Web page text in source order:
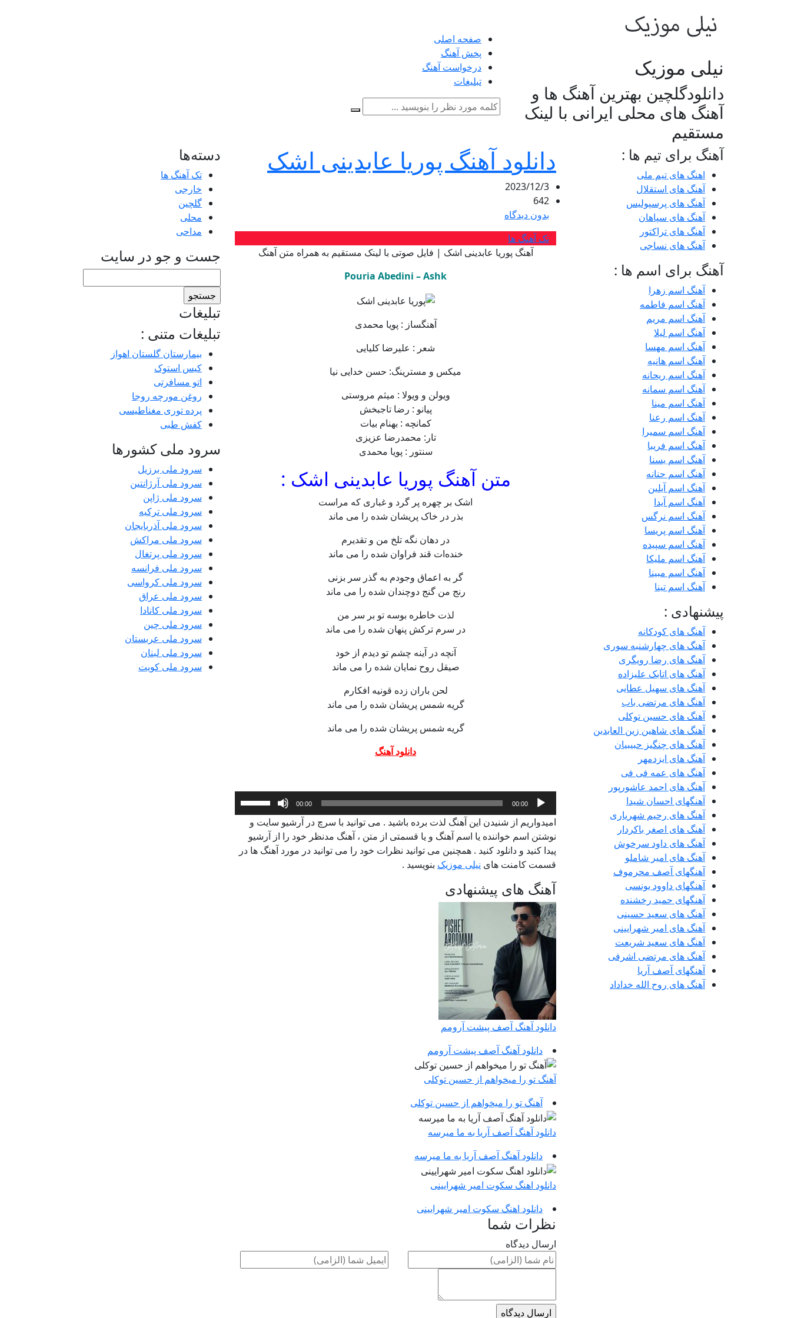
نیلی موزیک
دانلودگلچین بهترین آهنگ ها و
آهنگ های محلی ایرانی با لینک
مستقیم
صفحه اصلی
پخش آهنگ
درخواست آهنگ
تبلیغات
آهنگ برای تیم ها :
اهنگ های تیم ملی
آهنگ های استقلال
آهنگ های پرسپولیس
آهنگ های سپاهان
آهنگ های تراکتور
آهنگ های نساجی
آهنگ برای اسم ها :
آهنگ اسم زهرا
آهنگ اسم فاطمه
آهنگ اسم مریم
آهنگ اسم لیلا
آهنگ اسم مهسا
آهنگ اسم هانیه
آهنگ اسم ریحانه
آهنگ اسم سمانه
آهنگ اسم مینا
آهنگ اسم رعنا
آهنگ اسم سمیرا
آهنگ اسم فریبا
آهنگ اسم یسنا
آهنگ اسم حنانه
آهنگ اسم آیلین
آهنگ اسم آیدا
آهنگ اسم نرگس
آهنگ اسم پریسا
آهنگ اسم سپیده
آهنگ اسم ملیکا
آهنگ اسم مبینا
آهنگ اسم تینا
پیشنهادی :
آهنگ های کودکانه
آهنگ های چهارشنبه سوری
آهنگ های رضا رویگری
آهنگ های اتابک علیزاده
آهنگ های سهیل عطایی
آهنگ های مرتضی باب
آهنگ های حسین توکلی
آهنگ های شاهین زین العابدین
آهنگ های چنگیز حبیبیان
آهنگ های ایزدمهر
آهنگ های عمه فی فی
آهنگ های احمد عاشورپور
آهنگهای احسان شیدا
آهنگ های رحیم شهریاری
آهنگ های اصغر باکردار
آهنگ های داود سرخوش
آهنگ های امیر شاملو
آهنگهای آصف محرموف
آهنگهای داوود یونسی
آهنگهای حمید رخشنده
آهنگ های سعید حسینی
آهنگ های امیر شهرایینی
آهنگ های سعید شریعت
آهنگ های مرتضی اشرفی
آهنگهای آصف آریا
آهنگ های روح الله خداداد
دانلود آهنگ پوریا عابدینی اشک
2023/12/3
642
بدون دیدگاه
تک آهنگ ها
آهنگ پوریا عابدینی اشک | فایل صوتی با لینک مستقیم به همراه متن آهنگ
Pouria Abedini – Ashk
آهنگساز : پویا محمدی
شعر : علیرضا کلیایی
میکس و مسترینگ: حسن خدایی نیا
ویولن و ویولا : میثم مروستی
پیانو : رضا تاجبخش
کمانچه : بهنام بیات
تار: محمدرضا عزیزی
سنتور : پویا محمدی
متن آهنگ پوریا عابدینی اشک :
اشک بر چهره پر گرد و غباری که مراست
بذر در خاک پریشان شده را می‌ ماند
در دهان نگه تلخ من و تقدیرم
خنده‌ات قند فراوان شده را می‌ ماند
گر به اعماق وجودم به گذر سر بزنی
رنج من گنج دوچندان شده را می ماند
لذت خاطره بوسه تو بر سر من
در سرم ترکش پنهان شده را می‌ ماند
آنچه در آینه چشم تو دیدم از خود
صیقل روح نمایان شده را می‌ ماند
لحن باران زده قونیه افکارم
گریه شمس پریشان شده را می‌ ماند
گریه شمس پریشان شده را می‌ ماند
دانلود آهنگ
پخش‌کننده
صوت
00:00
00:00
صدا
امیدواریم از شنیدن این آهنگ لذت برده باشید . می توانید با سرچ در آرشیو سایت و
نوشتن اسم خواننده یا اسم آهنگ و یا قسمتی از متن ، آهنگ مدنظر خود را از آرشیو
پیدا کنید و دانلود کنید . همچنین می توانید نظرات خود را می توانید در مورد آهنگ ها در
قسمت کامنت های نیلی موزیک بنویسید .
آهنگ های پیشنهادی
دانلود آهنگ آصف پیشت آرومم
دانلود آهنگ آصف پیشت آرومم
آهنگ تو را میخواهم از حسین توکلی
آهنگ تو را میخواهم از حسین توکلی
دانلود آهنگ آصف آریا به ما میرسه
دانلود آهنگ آصف آریا به ما میرسه
دانلود اهنگ سکوت امیر شهرایینی
دانلود اهنگ سکوت امیر شهرایینی
نظرات شما
ارسال دیدگاه
دسته‌ها
تک آهنگ ها
خارجی
گلچین
محلی
مداحی
جست و جو در سایت
برای:
تبلیغات
تبلیغات متنی :
بیمارستان گلستان اهواز
کیس استوک
اتو مسافرتی
روغن مورچه روجا
پرده توری مغناطیسی
کفش طبی
سرود ملی کشورها
سرود ملی برزیل
سرود ملی آرژانتین
سرود ملی ژاپن
سرود ملی ترکیه
سرود ملی آذربایجان
سرود ملی مراکش
سرود ملی پرتغال
سرود ملی فرانسه
سرود ملی کرواسی
سرود ملی عراق
سرود ملی کانادا
سرود ملی چین
سرود ملی عربستان
سرود ملی لبنان
سرود ملی کویت